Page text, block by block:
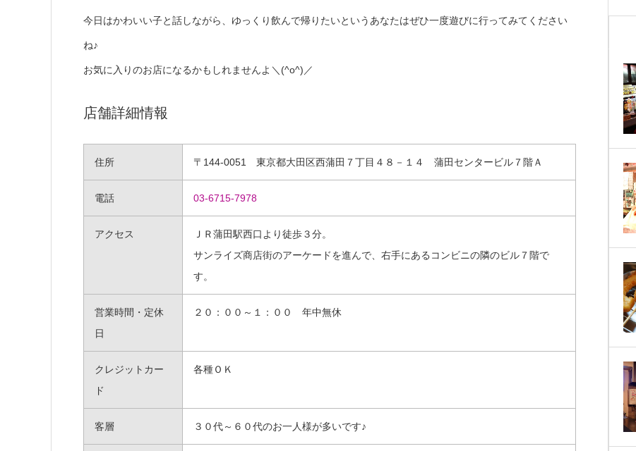
今日はかわいい子と話しながら、ゆっくり飲んで帰りたいというあなたはぜひ一度遊びに行ってみてください
ね♪
お気に入りのお店になるかもしれませんよ＼(^o^)／
店舗詳細情報
住所 〒144-0051 東京都大田区西蒲田７丁目４８－１４ 蒲田センタービル７階Ａ
電話 03-6715-7978
アクセス
ＪＲ蒲田駅西口より徒歩３分。
サンライズ商店街のアーケードを進んで、右手にあるコンビニの隣のビル７階で
す。
営業時間・定休
日
２０：００～１：００ 年中無休
クレジットカー
ド
各種ＯＫ
客層 ３０代～６０代のお一人様が多いです♪